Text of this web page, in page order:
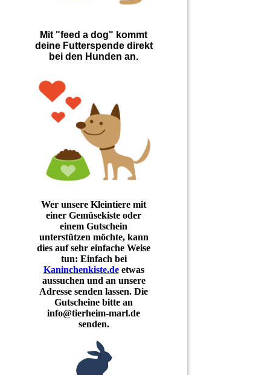
Mit "feed a dog" kommt
deine Futterspende direkt
bei den Hunden an.
Wer unsere Kleintiere mit
einer Gemüsekiste oder
einem Gutschein
unterstützen möchte, kann
dies auf sehr einfache Weise
tun: Einfach bei
Kaninchenkiste.deetwas
aussuchen und an unsere
Adresse senden lassen. Die
Gutscheine bitte an
info@tierheim-marl.de
senden.